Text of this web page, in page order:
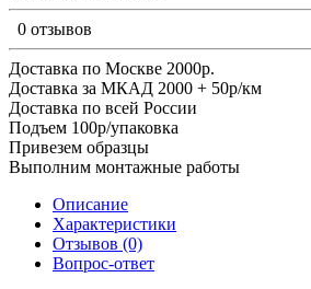
0 отзывов
Доставка по Москве 2000р.
Доставка за МКАД 2000 + 50р/км
Доставка по всей России
Подъем 100р/упаковка
Привезем образцы
Выполним монтажные работы
Описание
Характеристики
Отзывов (0)
Вопрос-ответ